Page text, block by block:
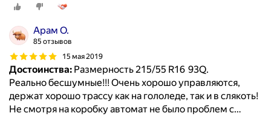
Арам О.
85 отзывов
15 мая 2019
Достоинства: Размерность 215/55 R16 93Q.
Реально бесшумные!!! Очень хорошо управляются,
держат хорошо трассу как на гололеде, так и в слякоть!
Не смотря на коробку автомат не было проблем с…